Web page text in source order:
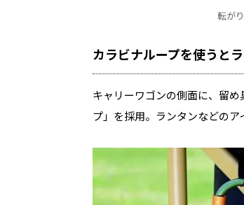
転が
カラビナループを使うと
キャリーワゴンの側面に、留
プ」を採用。ランタンなどのア